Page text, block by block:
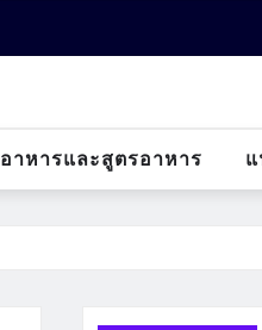
อาหารและสูตรอาหาร